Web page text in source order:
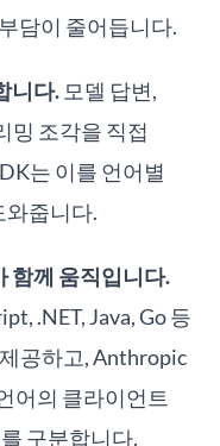
담이 줄어듭니다.
니다. 모델 답변,
밍 조각을 직접
는 이를 언어별
와줍니다.
함께 움직입니다.
.NET, Java, Go 등
공하고, Anthropic
어의 클라이언트
구분합니다.